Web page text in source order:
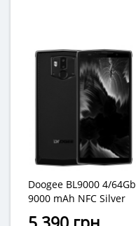
Doogee BL9000 4/64Gb
9000 mAh NFC Silver